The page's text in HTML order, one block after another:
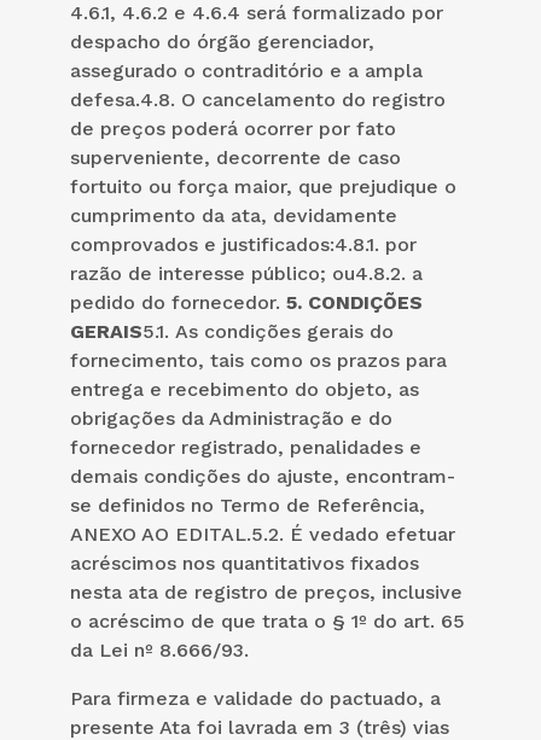
4.6.1, 4.6.2 e 4.6.4 será formalizado por
despacho do órgão gerenciador,
assegurado o contraditório e a ampla
defesa.4.8. O cancelamento do registro
de preços poderá ocorrer por fato
superveniente, decorrente de caso
fortuito ou força maior, que prejudique o
cumprimento da ata, devidamente
comprovados e justificados:4.8.1. por
razão de interesse público; ou4.8.2. a
pedido do fornecedor. 5. CONDIÇÕES
GERAIS5.1. As condições gerais do
fornecimento, tais como os prazos para
entrega e recebimento do objeto, as
obrigações da Administração e do
fornecedor registrado, penalidades e
demais condições do ajuste, encontram-
se definidos no Termo de Referência,
ANEXO AO EDITAL.5.2. É vedado efetuar
acréscimos nos quantitativos fixados
nesta ata de registro de preços, inclusive
o acréscimo de que trata o § 1º do art. 65
da Lei nº 8.666/93.
Para firmeza e validade do pactuado, a
presente Ata foi lavrada em 3 (três) vias